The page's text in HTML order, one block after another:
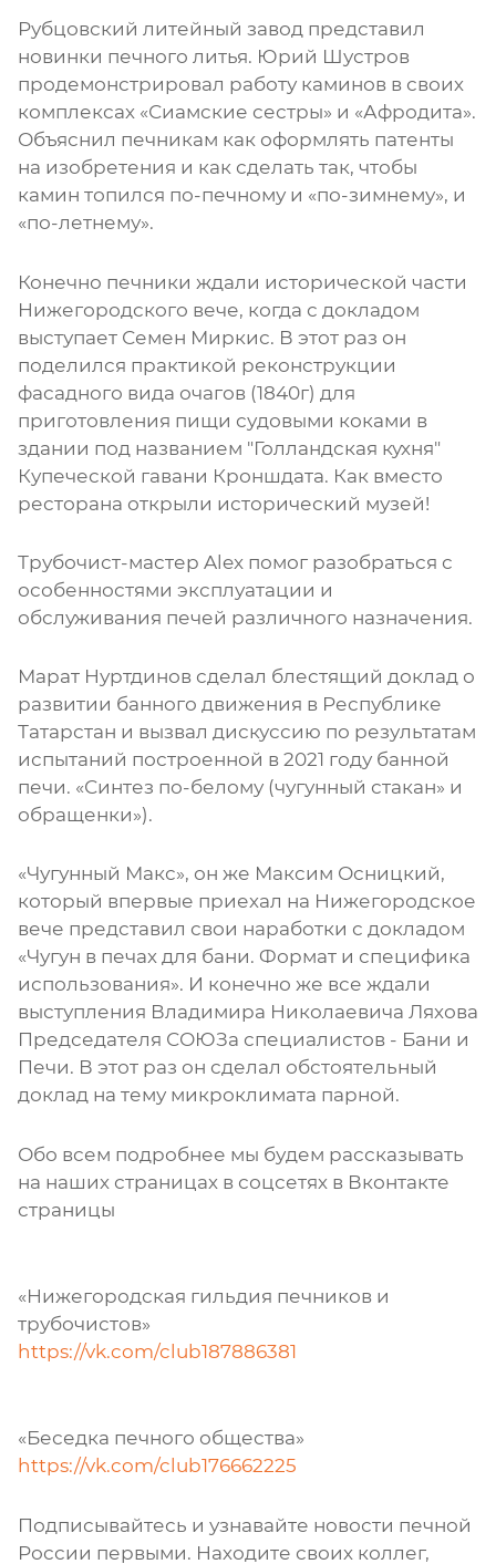
Рубцовский литейный завод представил
новинки печного литья. Юрий Шустров
продемонстрировал работу каминов в своих
комплексах «Сиамские сестры» и «Афродита».
Объяснил печникам как оформлять патенты
на изобретения и как сделать так, чтобы
камин топился по-печному и «по-зимнему», и
«по-летнему».
Конечно печники ждали исторической части
Нижегородского вече, когда с докладом
выступает Семен Миркис. В этот раз он
поделился практикой реконструкции
фасадного вида очагов (1840г) для
приготовления пищи судовыми коками в
здании под названием "Голландская кухня"
Купеческой гавани Кроншдата. Как вместо
ресторана открыли исторический музей!
Трубочист-мастер Alex помог разобраться с
особенностями эксплуатации и
обслуживания печей различного назначения.
Марат Нуртдинов сделал блестящий доклад о
развитии банного движения в Республике
Татарстан и вызвал дискуссию по результатам
испытаний построенной в 2021 году банной
печи. «Синтез по-белому (чугунный стакан» и
обращенки»).
«Чугунный Макс», он же Максим Осницкий,
который впервые приехал на Нижегородское
вече представил свои наработки с докладом
«Чугун в печах для бани. Формат и специфика
использования». И конечно же все ждали
выступления Владимира Николаевича Ляхова
Председателя СОЮЗа специалистов - Бани и
Печи. В этот раз он сделал обстоятельный
доклад на тему микроклимата парной.
Обо всем подробнее мы будем рассказывать
на наших страницах в соцсетях в Вконтакте
страницы
«Нижегородская гильдия печников и
трубочистов»
https://vk.com/club187886381
«Беседка печного общества»
https://vk.com/club176662225
Подписывайтесь и узнавайте новости печной
России первыми. Находите своих коллег,